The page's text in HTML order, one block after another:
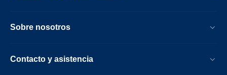
Sobre nosotros
Contacto y asistencia